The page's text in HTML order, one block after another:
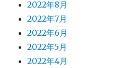
2022年8月
2022年7月
2022年6月
2022年5月
2022年4月